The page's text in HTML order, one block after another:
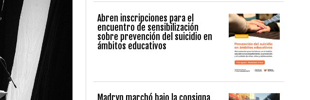
Abren inscripciones para el
encuentro de sensibilización
sobre prevención del suicidio en
ámbitos educativos
Madryn marchó bajo la consigna